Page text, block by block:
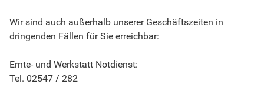
Wir sind auch außerhalb unserer Geschäftszeiten in
dringenden Fällen für Sie erreichbar:
Ernte- und Werkstatt Notdienst:
Tel. 02547 / 282